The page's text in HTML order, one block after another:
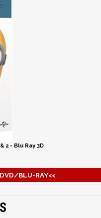
2 - Blu Ray 3D
BLU-RAY<<